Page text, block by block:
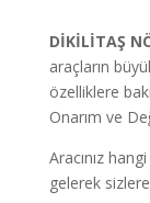
DİKİLİTAŞ
araçların
özelliklere
Onarım ve
Aracınız
gelerek